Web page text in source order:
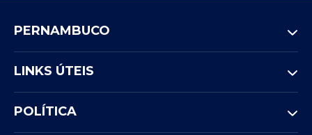
PERNAMBUCO
LINKS ÚTEIS
POLÍTICA